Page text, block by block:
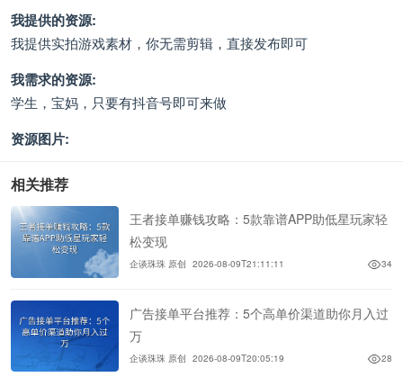
我提供的资源:
我提供实拍游戏素材，你无需剪辑，直接发布即可
我需求的资源:
学生，宝妈，只要有抖音号即可来做
资源图片:
相关推荐
王者接单赚钱攻略：5款靠谱APP助低星玩家轻
松变现
企谈珠珠 原创 2026-08-09T21:11:11 34
广告接单平台推荐：5个高单价渠道助你月入过
万
企谈珠珠 原创 2026-08-09T20:05:19 28